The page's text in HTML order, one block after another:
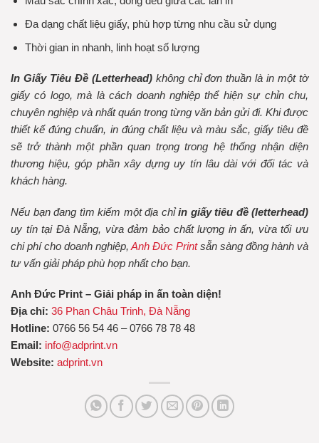
Đa dạng chất liệu giấy, phù hợp từng nhu cầu sử dụng
Thời gian in nhanh, linh hoạt số lượng
In Giấy Tiêu Đề (Letterhead)không chỉ đơn thuần là in một tờ
giấy có logo, mà là cách doanh nghiệp thể hiện sự chỉn chu,
chuyên nghiệp và nhất quán trong từng văn bản gửi đi. Khi được
thiết kế đúng chuẩn, in đúng chất liệu và màu sắc, giấy tiêu đề
sẽ trở thành một phần quan trọng trong hệ thống nhận diện
thương hiệu, góp phần xây dựng uy tín lâu dài với đối tác và
khách hàng.
Nếu bạn đang tìm kiếm một địa chỉin giấy tiêu đề (letterhead)
uy tín tại Đà Nẵng, vừa đảm bảo chất lượng in ấn, vừa tối ưu
chi phí cho doanh nghiệp, Anh Đức Printsẵn sàng đồng hành và
tư vấn giải pháp phù hợp nhất cho bạn.
Anh Đức Print – Giải pháp in ấn toàn diện!
Địa chỉ: 36 Phan Châu Trinh, Đà Nẵng
Hotline: 0766 56 54 46 – 0766 78 78 48
Email: info@adprint.vn
Website: adprint.vn